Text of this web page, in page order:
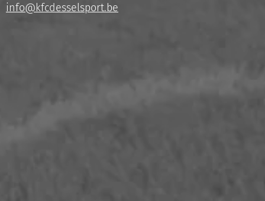
info@kfcdesselsport.be